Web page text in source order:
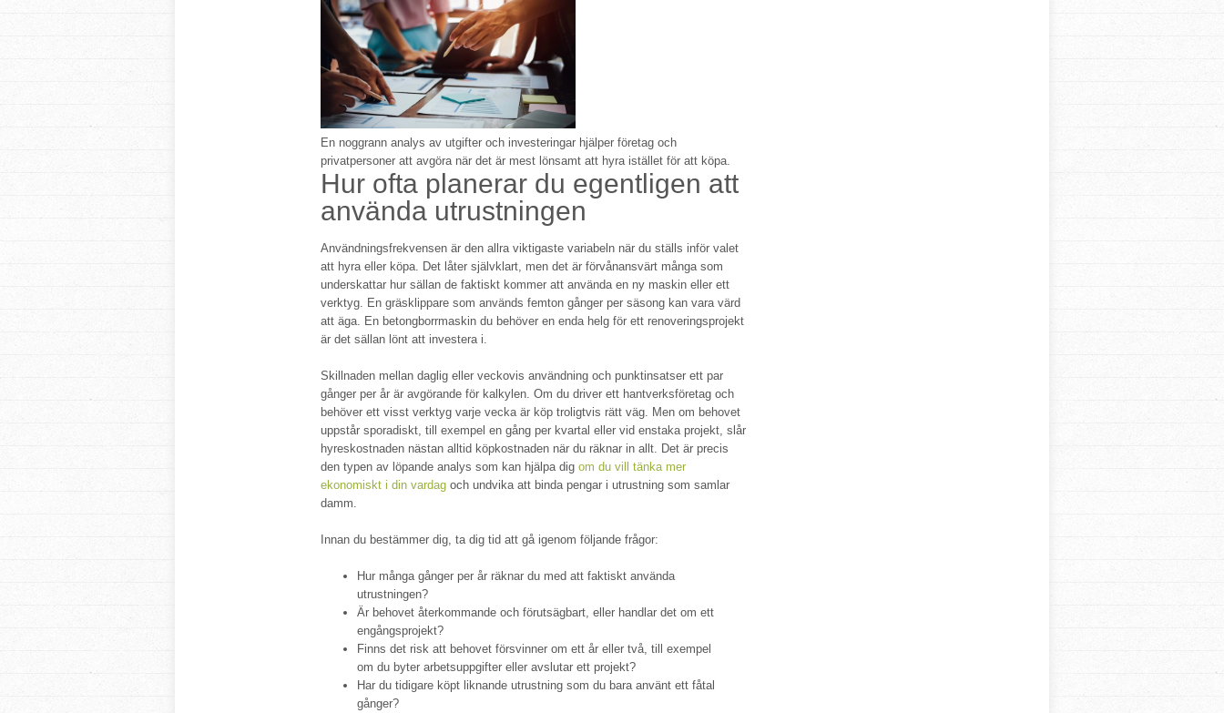
En noggrann analys av utgifter och investeringar hjälper företag och
privatpersoner att avgöra när det är mest lönsamt att hyra istället för att köpa.
Hur ofta planerar du egentligen att
använda utrustningen
Användningsfrekvensen är den allra viktigaste variabeln när du ställs inför valet
att hyra eller köpa. Det låter självklart, men det är förvånansvärt många som
underskattar hur sällan de faktiskt kommer att använda en ny maskin eller ett
verktyg. En gräsklippare som används femton gånger per säsong kan vara värd
att äga. En betongborrmaskin du behöver en enda helg för ett renoveringsprojekt
är det sällan lönt att investera i.
Skillnaden mellan daglig eller veckovis användning och punktinsatser ett par
gånger per år är avgörande för kalkylen. Om du driver ett hantverksföretag och
behöver ett visst verktyg varje vecka är köp troligtvis rätt väg. Men om behovet
uppstår sporadiskt, till exempel en gång per kvartal eller vid enstaka projekt, slår
hyreskostnaden nästan alltid köpkostnaden när du räknar in allt. Det är precis
den typen av löpande analys som kan hjälpa dig om du vill tänka mer
ekonomiskt i din vardag och undvika att binda pengar i utrustning som samlar
damm.
Innan du bestämmer dig, ta dig tid att gå igenom följande frågor:
Hur många gånger per år räknar du med att faktiskt använda
utrustningen?
Är behovet återkommande och förutsägbart, eller handlar det om ett
engångsprojekt?
Finns det risk att behovet försvinner om ett år eller två, till exempel
om du byter arbetsuppgifter eller avslutar ett projekt?
Har du tidigare köpt liknande utrustning som du bara använt ett fåtal
gånger?